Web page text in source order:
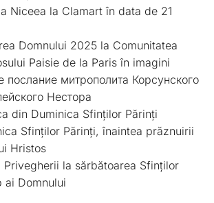
Niceea la Clamart în data de 21
Domnului 2025 la Comunitatea
Paisie de la Paris în imagini
послание митрополита Корсунского
Нестора
din Duminica Sfinților Părinți
Sfinților Părinți, înaintea prăznuirii
Hristos
Privegherii la sărbătoarea Sfinților
ai Domnului